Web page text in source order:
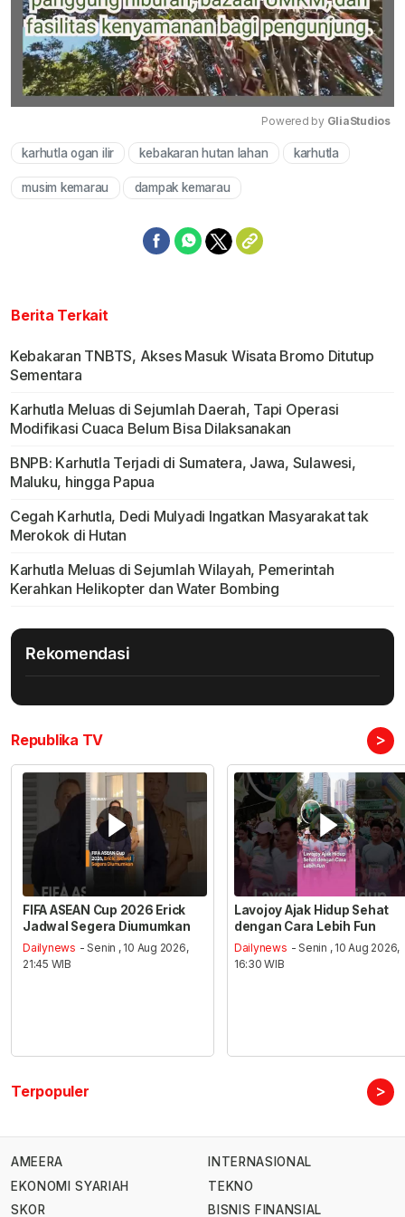
Mute
Powered by GliaStudios
karhutla ogan ilir kebakaran hutan lahan karhutla
musim kemarau dampak kemarau
Berita Terkait
Kebakaran TNBTS, Akses Masuk Wisata Bromo Ditutup
Sementara
Karhutla Meluas di Sejumlah Daerah, Tapi Operasi
Modifikasi Cuaca Belum Bisa Dilaksanakan
BNPB: Karhutla Terjadi di Sumatera, Jawa, Sulawesi,
Maluku, hingga Papua
Cegah Karhutla, Dedi Mulyadi Ingatkan Masyarakat tak
Merokok di Hutan
Karhutla Meluas di Sejumlah Wilayah, Pemerintah
Kerahkan Helikopter dan Water Bombing
Rekomendasi
Republika TV >
FIFA ASEAN Cup 2026 Erick
Jadwal Segera Diumumkan
Dailynews - Senin , 10 Aug 2026,
21:45 WIB
Lavojoy Ajak Hidup Sehat
dengan Cara Lebih Fun
Dailynews - Senin , 10 Aug 2026,
16:30 WIB
Terpopuler >
AMEERA
EKONOMI SYARIAH
SKOR
INTERNASIONAL
TEKNO
BISNIS FINANSIAL